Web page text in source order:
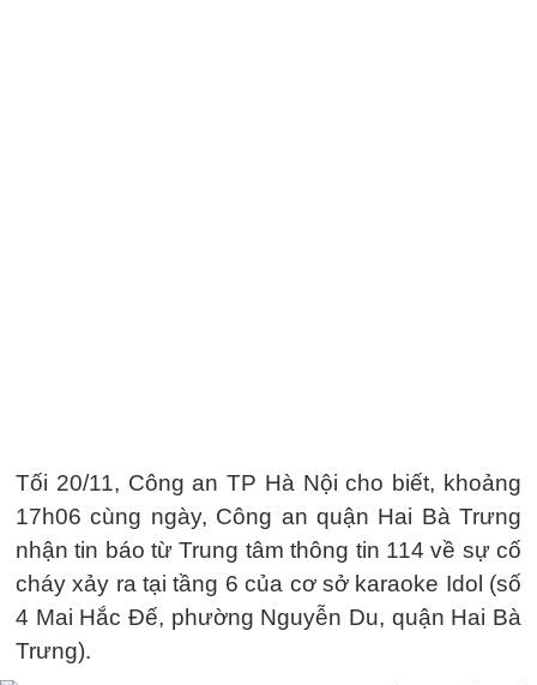
Tối 20/11, Công an TP Hà Nội cho biết, khoảng
17h06 cùng ngày, Công an quận Hai Bà Trưng
nhận tin báo từ Trung tâm thông tin 114 về sự cố
cháy xảy ra tại tầng 6 của cơ sở karaoke Idol (số
4 Mai Hắc Đế, phường Nguyễn Du, quận Hai Bà
Trưng).